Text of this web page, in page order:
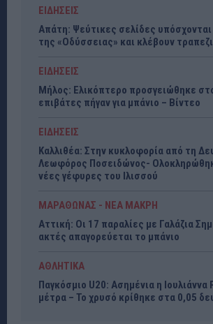
ΕΙΔΗΣΕΙΣ
Απάτη: Ψεύτικες σελίδες
της «Οδύσσειας» και κλέβουν
ΕΙΔΗΣΕΙΣ
Μήλος: Ελικόπτερο προσγειώθηκε
επιβάτες πήγαν για μπάνιο – Βίντεο
ΕΙΔΗΣΕΙΣ
Καλλιθέα: Στην κυκλοφορία από τη
Λεωφόρος Ποσειδώνος-
νέες γέφυρες του Ιλισσού
ΜΑΡΑΘΩΝΑΣ - ΝΕΑ ΜΑΚΡΗ
Αττική: Οι 17 παραλίες με Γαλάζια
ακτές απαγορεύεται το μπάνιο
ΑΘΛΗΤΙΚΑ
Παγκόσμιο U20: Ασημένια η
μέτρα – Το χρυσό κρίθηκε στα 0,05